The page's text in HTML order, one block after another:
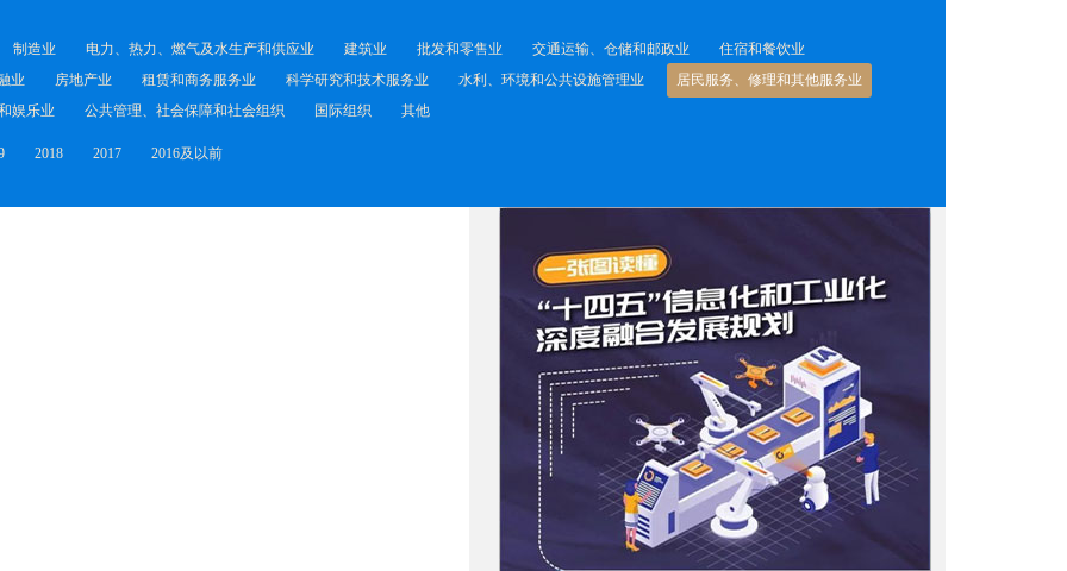
制造业 电力、热力、燃气及水生产和供应业 建筑业 批发和零售业 交通运输、仓储和邮政业
住宿和餐饮业
业 房地产业 租赁和商务服务业 科学研究和技术服务业 水利、环境和公共设施管理业
居民服务、修理和其他服务业
娱乐业 公共管理、社会保障和社会组织 国际组织 其他
2018 2017 2016及以前